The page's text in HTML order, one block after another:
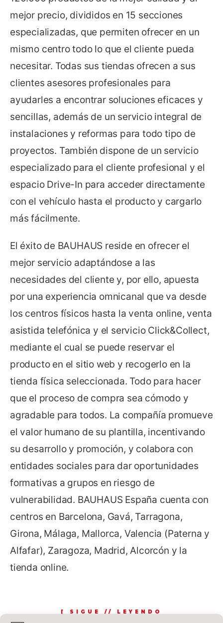
mejor precio, divididos en 15 secciones
especializadas, que permiten ofrecer en un
mismo centro todo lo que el cliente pueda
necesitar. Todas sus tiendas ofrecen a sus
clientes asesores profesionales para
ayudarles a encontrar soluciones eficaces y
sencillas, además de un servicio integral de
instalaciones y reformas para todo tipo de
proyectos. También dispone de un servicio
especializado para el cliente profesional y el
espacio Drive-In para acceder directamente
con el vehículo hasta el producto y cargarlo
más fácilmente.
El éxito de BAUHAUS reside en ofrecer el
mejor servicio adaptándose a las
necesidades del cliente y, por ello, apuesta
por una experiencia omnicanal que va desde
los centros físicos hasta la venta online, venta
asistida telefónica y el servicio Click&Collect,
mediante el cual se puede reservar el
producto en el sitio web y recogerlo en la
tienda física seleccionada. Todo para hacer
que el proceso de compra sea cómodo y
agradable para todos. La compañía promueve
el valor humano de su plantilla, incentivando
su desarrollo y promoción, y colabora con
entidades sociales para dar oportunidades
formativas a grupos en riesgo de
vulnerabilidad. BAUHAUS España cuenta con
centros en Barcelona, Gavá, Tarragona,
Girona, Málaga, Mallorca, Valencia (Paterna y
Alfafar), Zaragoza, Madrid, Alcorcón y la
tienda online.